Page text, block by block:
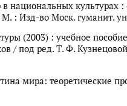
национальных культурах :
: Изд-во Моск. гуманит.
(2003) : учебное
/ под ред. Т. Ф.
мира: теоретические